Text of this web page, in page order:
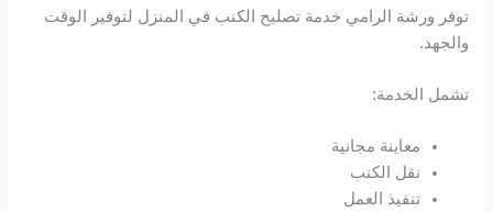
jojobet
توفر ورشة الرامي خدمة تصليح الكنب في المنزل لتوفير الوقت
والجهد.
تشمل الخدمة:
معاينة مجانية
نقل الكنب
تنفيذ العمل